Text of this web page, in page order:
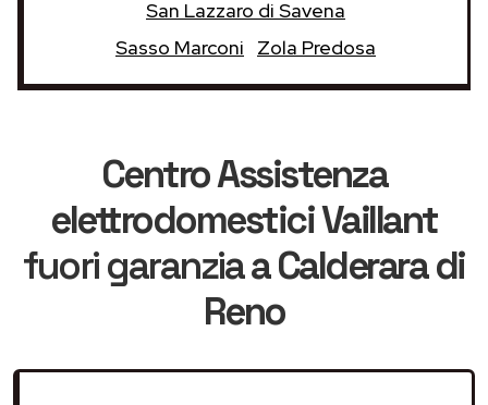
San Lazzaro di Savena
Sasso Marconi
Zola Predosa
Centro Assistenza
elettrodomestici Vaillant
fuori garanziaa Calderara di
Reno